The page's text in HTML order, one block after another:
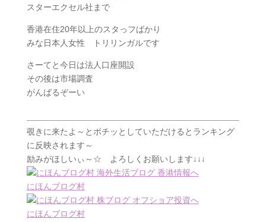
スターエクセル社まで
香港在住20年以上のスタっフばかり
みな日本人女性 トリリンガルです
さーてと今日は法人口座開設
その後は市場調査
がんばるぞーい
覗きに来たよ～とポチッとしていただけるとランキング
に反映されます～
励みがほしいぃ～☆ よろしくお願いします↓↓↓
にほんブログ村
にほんブログ村